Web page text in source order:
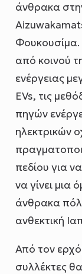
άνθρακα
Φουκουσίμα.
από κοινού
ενέργειας
EVs, τις
πηγών
ηλεκτρικών
πεδίου για
να γίνει
άνθρακα
ανθεκτική
Από τον
συλλέκτες